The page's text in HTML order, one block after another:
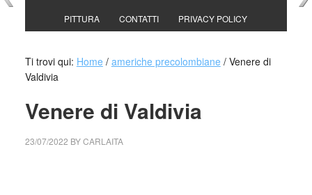
PITTURA CONTATTI PRIVACY POLICY
Ti trovi qui: Home / americhe precolombiane /Venere di
Valdivia
Venere di Valdivia
23/07/2022 BYCARLAITA